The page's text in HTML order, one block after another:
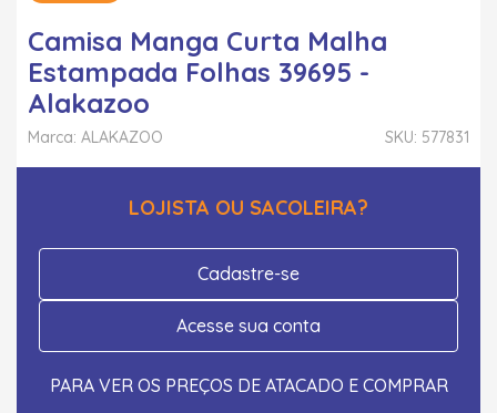
Camisa Manga Curta Malha
Estampada Folhas 39695 -
Alakazoo
SKU: 577831
Marca: ALAKAZOO
LOJISTA OU SACOLEIRA?
Cadastre-se
Acesse sua conta
PARA VER OS PREÇOS DE ATACADO E COMPRAR